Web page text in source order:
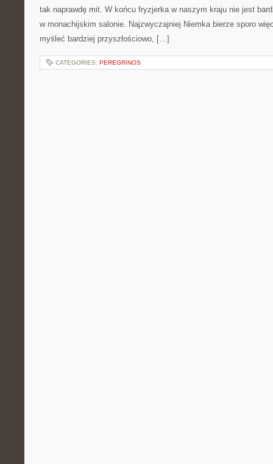
tak naprawdę mit. W końcu fryzjerka w naszym kraju nie jest
w monachijskim salonie. Najzwyczajniej Niemka bierze sporo
myśleć bardziej przyszłościowo, […]
CATEGORIES: PEREGRINOS